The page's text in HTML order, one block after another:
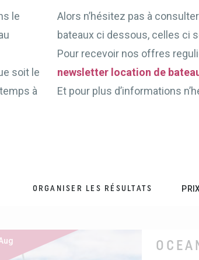
le
soit le
à
Alors n’hésitez pas à
bateaux ci dessous, celles ci
Pour recevoir nos offres
newsletter location de
Et pour plus d’informations
ORGANISER LES RÉSULTATS